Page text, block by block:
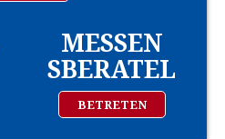
MESSEN
SBERATEL
BETRETEN